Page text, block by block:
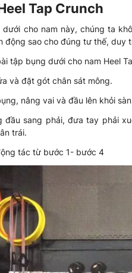
Tap Crunch
dưới cho nam này, chúng ta
động sao cho đúng tư thế, duy
tập bụng dưới cho nam Heel
và đặt gót chân sát mông.
nâng vai và đầu lên khỏi
đầu sang phải, đưa tay phải
trái.
tác từ bước 1- bước 4